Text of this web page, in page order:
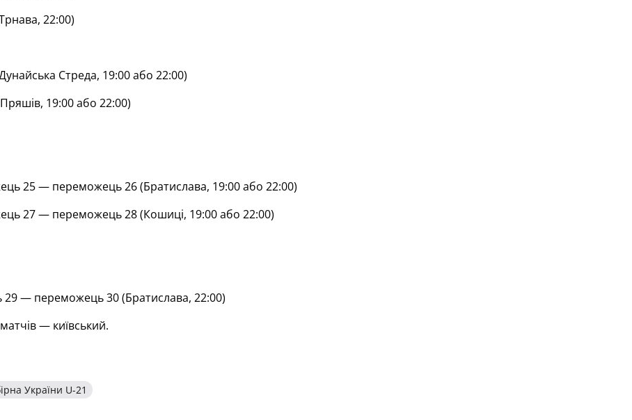
22:00)
Стреда, 19:00 або 22:00)
19:00 або 22:00)
25 — переможець 26 (Братислава, 19:00 або 22:00)
27 — переможець 28 (Кошиці, 19:00 або 22:00)
— переможець 30 (Братислава, 22:00)
— київський.
України U-21